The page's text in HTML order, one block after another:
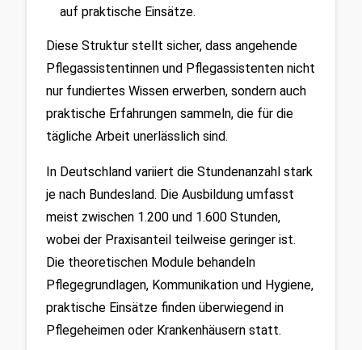
auf praktische Einsätze.
Diese Struktur stellt sicher, dass angehende
Pflegassistentinnen und Pflegassistenten nicht
nur fundiertes Wissen erwerben, sondern auch
praktische Erfahrungen sammeln, die für die
tägliche Arbeit unerlässlich sind.
In Deutschland variiert die Stundenanzahl stark
je nach Bundesland. Die Ausbildung umfasst
meist zwischen 1.200 und 1.600 Stunden,
wobei der Praxisanteil teilweise geringer ist.
Die theoretischen Module behandeln
Pflegegrundlagen, Kommunikation und Hygiene,
praktische Einsätze finden überwiegend in
Pflegeheimen oder Krankenhäusern statt.